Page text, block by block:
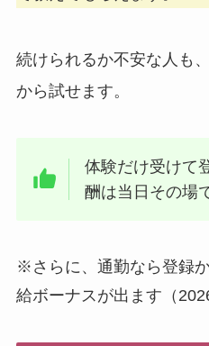
続けられるか不安な人も、
から試せます。
体験だけ受けて
酬は当日その場
※さらに、通勤なら登録
給ボーナスが出ます（